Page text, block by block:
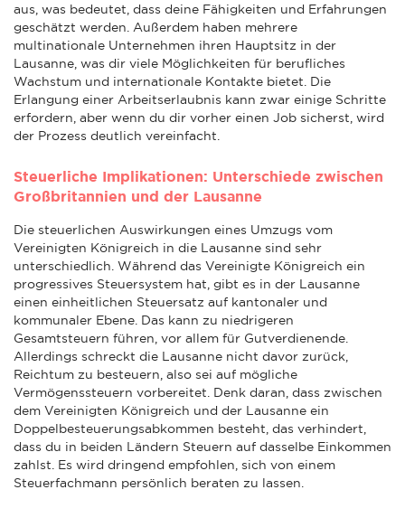
aus, was bedeutet, dass deine Fähigkeiten und Erfahrungen
geschätzt werden. Außerdem haben mehrere
multinationale Unternehmen ihren Hauptsitz in der
Lausanne, was dir viele Möglichkeiten für berufliches
Wachstum und internationale Kontakte bietet. Die
Erlangung einer Arbeitserlaubnis kann zwar einige Schritte
erfordern, aber wenn du dir vorher einen Job sicherst, wird
der Prozess deutlich vereinfacht.
Steuerliche Implikationen: Unterschiede zwischen
Großbritannien und der Lausanne
Die steuerlichen Auswirkungen eines Umzugs vom
Vereinigten Königreich in die Lausanne sind sehr
unterschiedlich. Während das Vereinigte Königreich ein
progressives Steuersystem hat, gibt es in der Lausanne
einen einheitlichen Steuersatz auf kantonaler und
kommunaler Ebene. Das kann zu niedrigeren
Gesamtsteuern führen, vor allem für Gutverdienende.
Allerdings schreckt die Lausanne nicht davor zurück,
Reichtum zu besteuern, also sei auf mögliche
Vermögenssteuern vorbereitet. Denk daran, dass zwischen
dem Vereinigten Königreich und der Lausanne ein
Doppelbesteuerungsabkommen besteht, das verhindert,
dass du in beiden Ländern Steuern auf dasselbe Einkommen
zahlst. Es wird dringend empfohlen, sich von einem
Steuerfachmann persönlich beraten zu lassen.